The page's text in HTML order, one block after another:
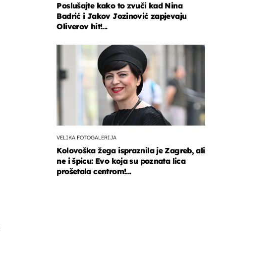
Poslušajte kako to zvuči kad Nina
Badrić i Jakov Jozinović zapjevaju
Oliverov hit!...
VELIKA FOTOGALERIJA
Kolovoška žega ispraznila je Zagreb, ali
ne i špicu: Evo koja su poznata lica
prošetala centrom!...